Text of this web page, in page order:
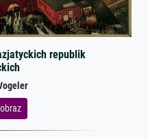
republik